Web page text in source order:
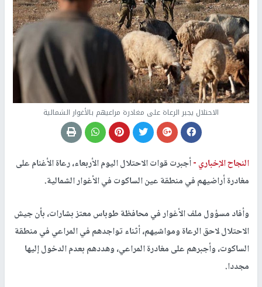
الاحتلال يجبر الرعاة على مغادرة مراعيهم بالأغوار الشمالية
النجاح الإخباري -أجبرت قوات الاحتلال اليوم الأربعاء، رعاة الأغنام على
مغادرة أراضيهم في منطقة عين الساكوت في الأغوار الشمالية.
وأفاد مسؤول ملف الأغوار في محافظة طوباس معتز بشارات، بأن جيش
الاحتلال لاحق الرعاة ومواشيهم، أثناء تواجدهم في المراعي في منطقة
الساكوت، وأجبرهم على مغادرة المراعي، وهددهم بعدم الدخول إليها
مجددا.